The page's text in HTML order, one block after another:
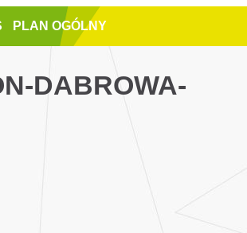
PLAN OGÓLNY
DABROWA-